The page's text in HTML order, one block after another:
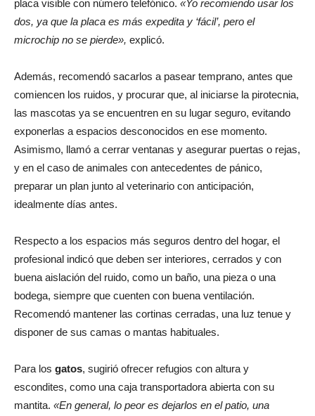
placa visible con número telefónico. «Yo recomiendo usar los
dos, ya que la placa es más expedita y ‘fácil’, pero el
microchip no se pierde», explicó.
Además, recomendó sacarlos a pasear temprano, antes que
comiencen los ruidos, y procurar que, al iniciarse la pirotecnia,
las mascotas ya se encuentren en su lugar seguro, evitando
exponerlas a espacios desconocidos en ese momento.
Asimismo, llamó a cerrar ventanas y asegurar puertas o rejas,
y en el caso de animales con antecedentes de pánico,
preparar un plan junto al veterinario con anticipación,
idealmente días antes.
Respecto a los espacios más seguros dentro del hogar, el
profesional indicó que deben ser interiores, cerrados y con
buena aislación del ruido, como un baño, una pieza o una
bodega, siempre que cuenten con buena ventilación.
Recomendó mantener las cortinas cerradas, una luz tenue y
disponer de sus camas o mantas habituales.
Para los gatos, sugirió ofrecer refugios con altura y
escondites, como una caja transportadora abierta con su
mantita. «En general, lo peor es dejarlos en el patio, una